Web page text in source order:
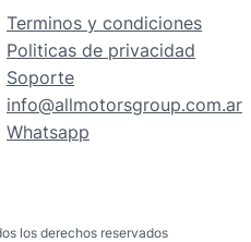
Terminos y condiciones
Politicas de privacidad
Soporte
info@allmotorsgroup.com.ar
Whatsapp
los derechos reservados